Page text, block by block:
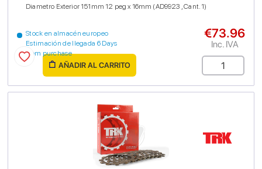
Stock en almacén europeo
Estimación de llegada 6 Days
from purchase
Diametro Exterior 151mm 12 peg x 16mm (AD9923 , Cant. 1)
€73.96
Inc. IVA
AÑADIR AL CARRITO